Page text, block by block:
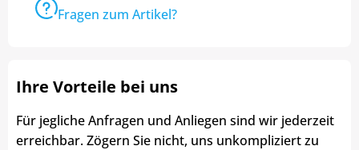
Fragen zum Artikel?
Ihre Vorteile bei uns
Für jegliche Anfragen und Anliegen sind wir jederzeit
erreichbar. Zögern Sie nicht, uns unkompliziert zu